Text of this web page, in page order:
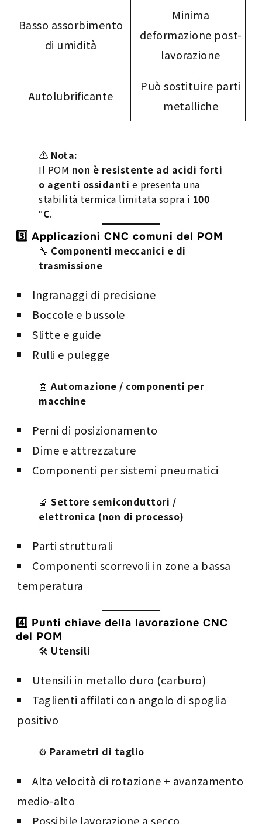
Basso assorbimento
di umidità
Minima
deformazione post-
lavorazione
Autolubrificante
Può sostituire parti
metalliche
⚠️ Nota:
Il POM non è resistente ad acidi forti
o agenti ossidanti e presenta una
stabilità termica limitata sopra i 100
°C.
3️⃣ Applicazioni CNC comuni del POM
🔧 Componenti meccanici e di
trasmissione
Ingranaggi di precisione
Boccole e bussole
Slitte e guide
Rulli e pulegge
🤖Automazione / componenti per
macchine
Perni di posizionamento
Dime e attrezzature
Componenti per sistemi pneumatici
🔬Settore semiconduttori /
elettronica (non di processo)
Parti strutturali
Componenti scorrevoli in zone a bassa
temperatura
4️⃣ Punti chiave della lavorazione CNC
del POM
🛠 Utensili
Utensili in metallo duro (carburo)
Taglienti affilati con angolo di spoglia
positivo
⚙️ Parametri di taglio
Alta velocità di rotazione + avanzamento
medio-alto
Possibile lavorazione a secco